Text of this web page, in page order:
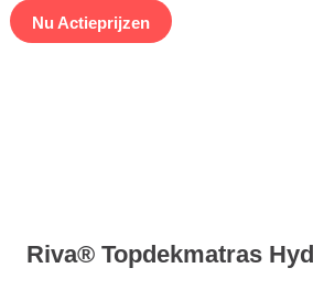
Nu Actieprijzen
Riva® Topdekmatras